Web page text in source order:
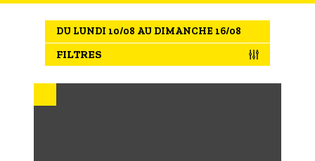
L'AGENDA
LES GUIDES TOURISTIQUES
LES OFFRES MYPROVENCE
S'inscrire à nos newsletters
DU LUNDI 10/08 AU DIMANCHE 16/08
FILTRES